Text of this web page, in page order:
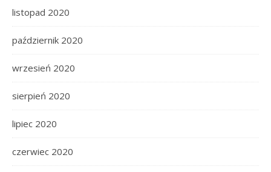
listopad 2020
październik 2020
wrzesień 2020
sierpień 2020
lipiec 2020
czerwiec 2020